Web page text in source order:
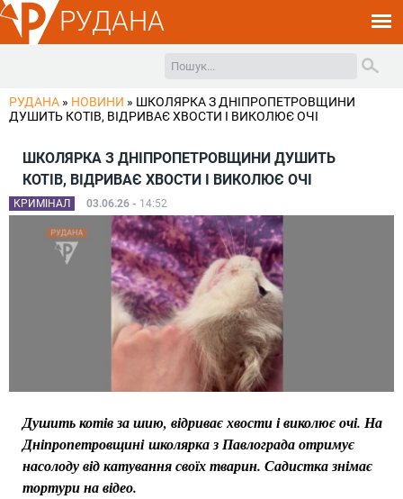
РУДАНА
РУДАНА » НОВИНИ » ШКОЛЯРКА З ДНІПРОПЕТРОВЩИНИ
ДУШИТЬ КОТІВ, ВІДРИВАЄ ХВОСТИ І ВИКОЛЮЄ ОЧІ
ШКОЛЯРКА З ДНІПРОПЕТРОВЩИНИ ДУШИТЬ
КОТІВ, ВІДРИВАЄ ХВОСТИ І ВИКОЛЮЄ ОЧІ
КРИМІНАЛ 03.06.26 - 14:52
Душить котів за шию, відриває хвости і виколює очі. На
Дніпропетровщині школярка з Павлограда отримує
насолоду від катування своїх тварин. Садистка знімає
тортури на відео.